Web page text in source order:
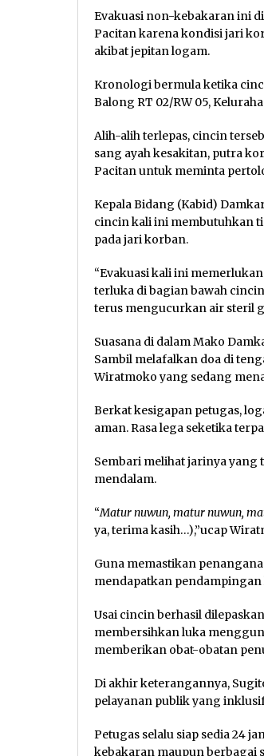
Evakuasi non-kebakaran ini
Pacitan karena kondisi jari
akibat jepitan logam.
Kronologi bermula ketika
Balong RT 02/RW 05,
Alih-alih terlepas, cincin
sang ayah kesakitan, putra
Pacitan untuk meminta
Kepala Bidang (Kabid)
cincin kali ini membutuhkan
pada jari korban.
“Evakuasi kali ini
terluka di bagian bawah
terus mengucurkan air steril
Suasana di dalam Mako
Sambil melafalkan doa di
Wiratmoko yang sedang
Berkat kesigapan petugas,
aman. Rasa lega seketika
Sembari melihat jarinya yang
mendalam.
“Matur nuwun, matur nuwun,
ya, terima kasih…),”ucap
Guna memastikan
mendapatkan pendampingan
Usai cincin berhasil
membersihkan luka
memberikan obat-obatan
Di akhir keterangannya,
pelayanan publik yang
Petugas selalu siap sedia 24
kebakaran maupun berbagai